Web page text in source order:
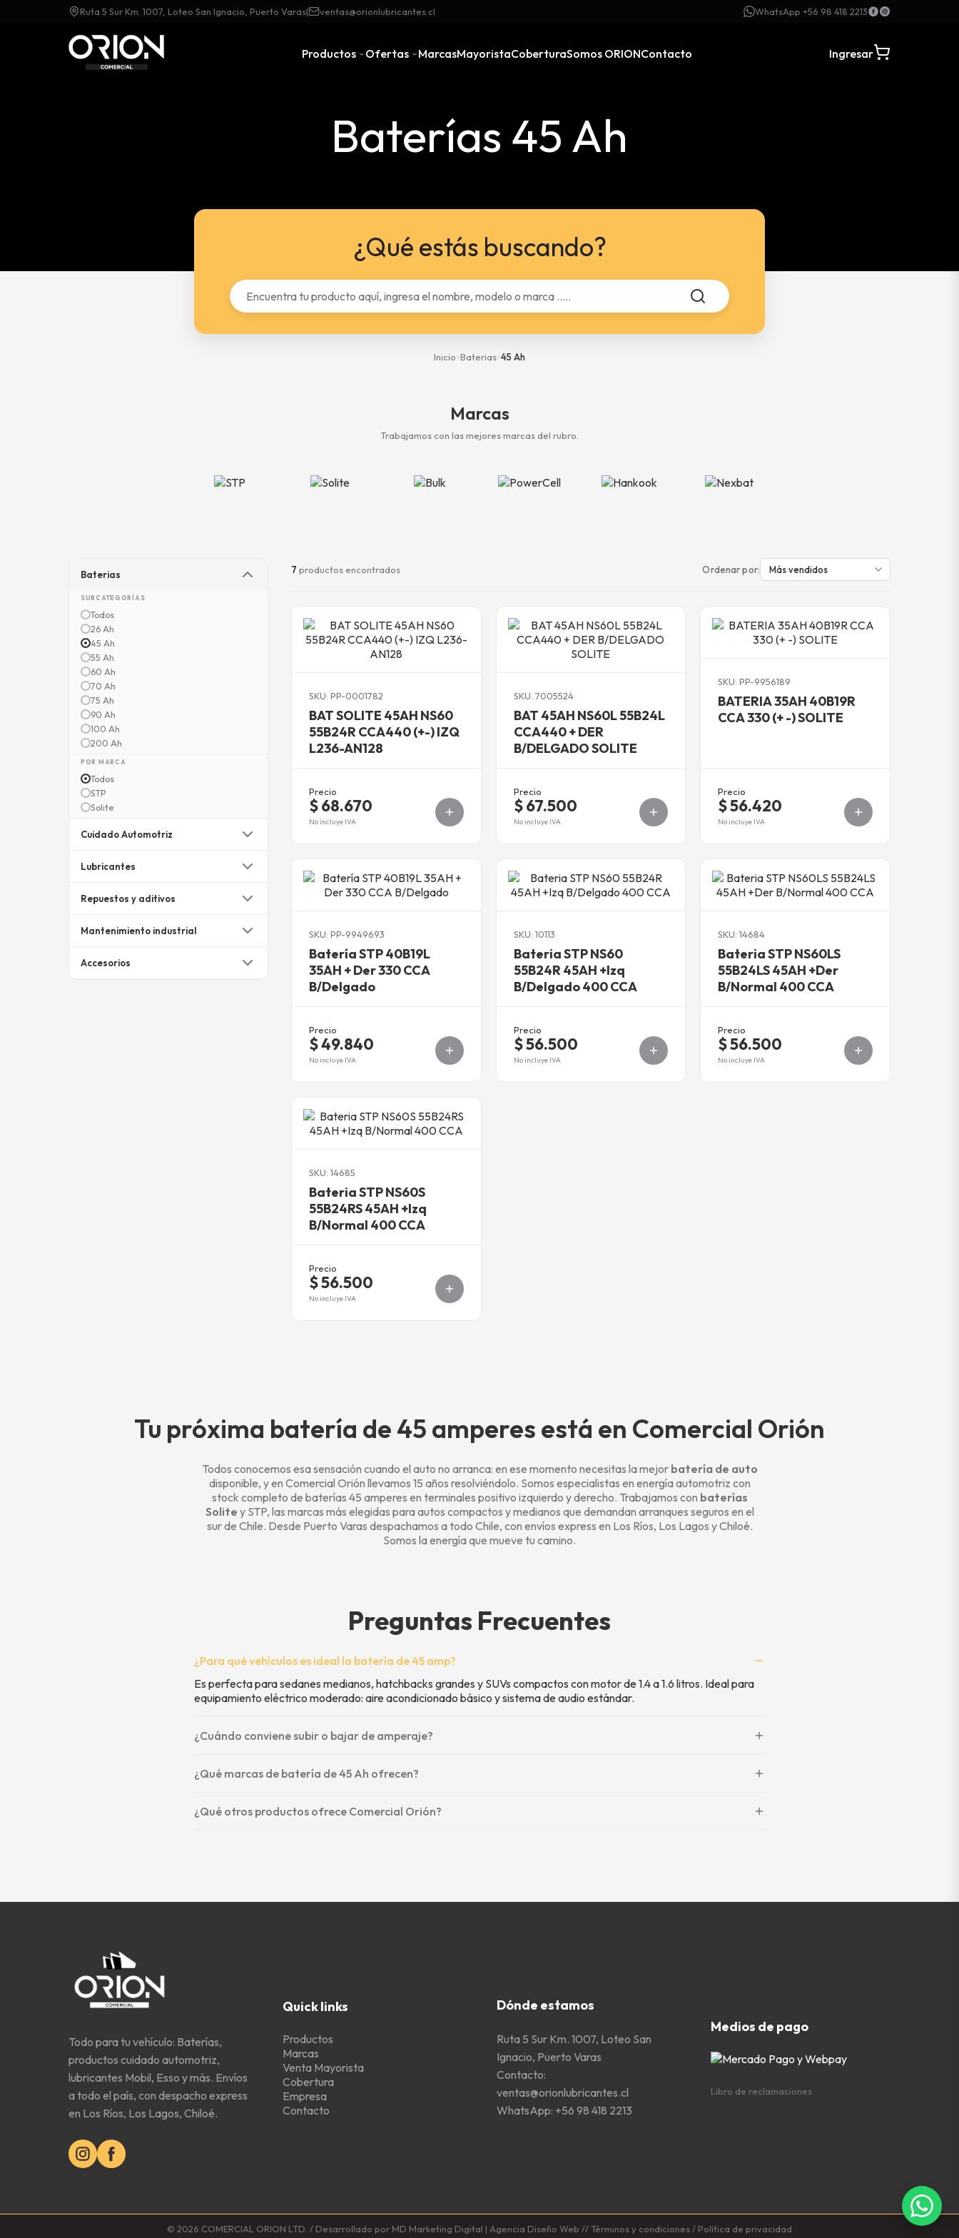
Ruta 5 Sur Km. 1007, Loteo San Ignacio, Puerto Varas| ventas@orionlubricantes.cl WhatsApp +56 98 418 2213
Productos Ofertas MarcasMayoristaCoberturaSomos ORIONContacto Ingresar
Baterías 45 Ah
¿Qué estás buscando?
Inicio>Baterias>45 Ah
Marcas
Trabajamos con las mejores marcas del rubro.
Baterias
SUBCATEGORÍAS
Todos
26 Ah
45 Ah
55 Ah
60 Ah
70 Ah
75 Ah
90 Ah
100 Ah
200 Ah
POR MARCA
Todos
STP
Solite
Cuidado Automotriz
Lubricantes
Repuestos y aditivos
Mantenimiento industrial
Accesorios
7 productos encontrados Ordenar por:
SKU: PP-0001782
BAT SOLITE 45AH NS60
55B24R CCA440 (+-) IZQ
L236-AN128
Precio
$ 68.670
No incluye IVA
SKU: 7005524
BAT 45AH NS60L 55B24L
CCA440 + DER
B/DELGADO SOLITE
Precio
$ 67.500
No incluye IVA
SKU: PP-9956189
BATERIA 35AH 40B19R
CCA 330 (+ -) SOLITE
Precio
$ 56.420
No incluye IVA
SKU: PP-9949693
Batería STP 40B19L
35AH + Der 330 CCA
B/Delgado
Precio
$ 49.840
No incluye IVA
SKU: 10113
Bateria STP NS60
55B24R 45AH +Izq
B/Delgado 400 CCA
Precio
$ 56.500
No incluye IVA
SKU: 14684
Bateria STP NS60LS
55B24LS 45AH +Der
B/Normal 400 CCA
Precio
$ 56.500
No incluye IVA
SKU: 14685
Bateria STP NS60S
55B24RS 45AH +Izq
B/Normal 400 CCA
Precio
$ 56.500
No incluye IVA
Tu próxima batería de 45 amperes está en Comercial Orión
Todos conocemos esa sensación cuando el auto no arranca: en ese momento necesitas la mejor batería de auto
disponible, y en Comercial Orión llevamos 15 años resolviéndolo. Somos especialistas en energía automotriz con
stock completo de baterías 45 amperes en terminales positivo izquierdo y derecho. Trabajamos con baterías
Solite y STP, las marcas más elegidas para autos compactos y medianos que demandan arranques seguros en el
sur de Chile. Desde Puerto Varas despachamos a todo Chile, con envíos express en Los Ríos, Los Lagos y Chiloé.
Somos la energía que mueve tu camino.
Preguntas Frecuentes
¿Para qué vehículos es ideal la batería de 45 amp?
Es perfecta para sedanes medianos, hatchbacks grandes y SUVs compactos con motor de 1.4 a 1.6 litros. Ideal para
equipamiento eléctrico moderado: aire acondicionado básico y sistema de audio estándar.
¿Cuándo conviene subir o bajar de amperaje?
¿Qué marcas de batería de 45 Ah ofrecen?
¿Qué otros productos ofrece Comercial Orión?
Todo para tu vehículo: Baterías,
productos cuidado automotriz,
lubricantes Mobil, Esso y más. Envíos
a todo el país, con despacho express
en Los Ríos, Los Lagos, Chiloé.
Quick links
Productos
Marcas
Venta Mayorista
Cobertura
Empresa
Contacto
Dónde estamos
Ruta 5 Sur Km. 1007, Loteo San
Ignacio, Puerto Varas
Contacto:
ventas@orionlubricantes.cl
WhatsApp: +56 98 418 2213
Medios de pago
Libro de reclamaciones
© 2026 COMERCIAL ORION LTD. / Desarrollado por MD Marketing Digital | Agencia Diseño Web // Términos y condiciones / Política de privacidad